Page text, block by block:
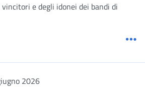
e degli idonei dei bandi di
2026